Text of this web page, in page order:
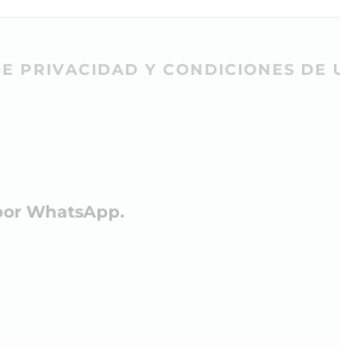
PRIVACIDAD Y CONDICIONES DE
WhatsApp.